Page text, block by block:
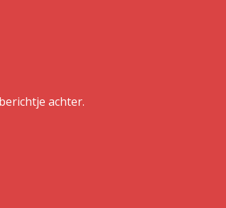
achter.